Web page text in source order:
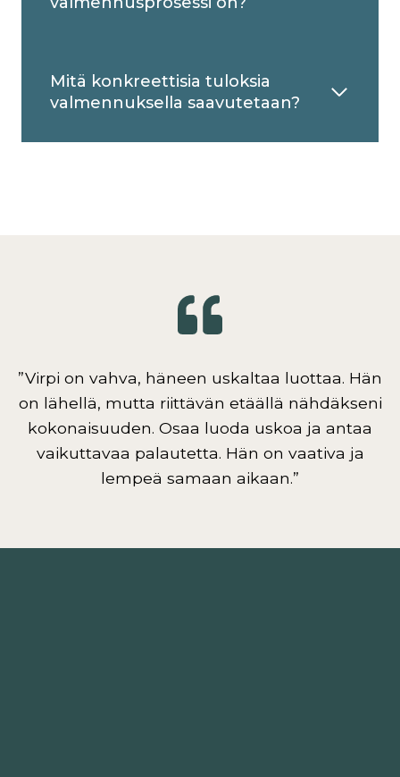
Mitä konkreettisia tuloksia
valmennuksella saavutetaan?
”Virpi on vahva, häneen uskaltaa luottaa. Hän
on lähellä, mutta riittävän etäällä nähdäkseni
kokonaisuuden. Osaa luoda uskoa ja antaa
vaikuttavaa palautetta. Hän on vaativa ja
lempeä samaan aikaan.”